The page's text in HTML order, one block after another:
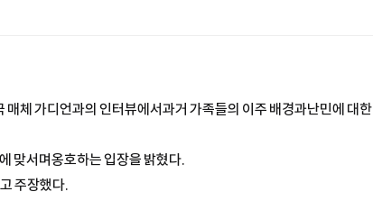
체 가디언과의 인터뷰에서과거 가족들의 이주 배경과난민에 대한
맞서며옹호하는 입장을 밝혔다.
주장했다.